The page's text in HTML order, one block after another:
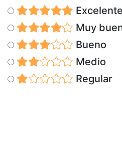
Excelente
Muy
Bueno
Medio
Regular